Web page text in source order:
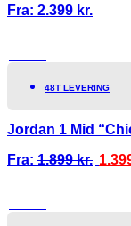
Fra: 2.399 kr.
48T LEVERING
Jordan 1 Mid
Fra: 1.899kr.